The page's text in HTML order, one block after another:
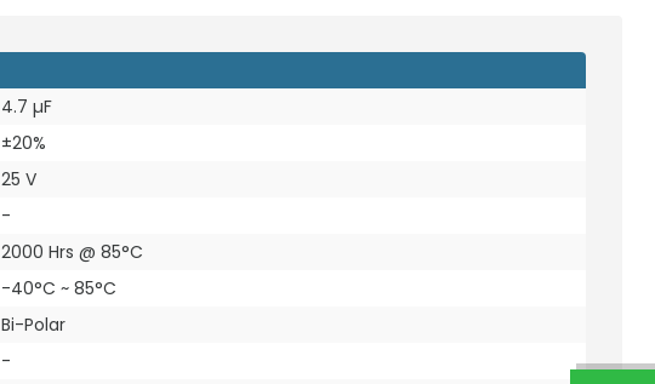
4.7 µF
±20%
25 V
-
2000 Hrs @ 85°C
-40°C ~ 85°C
Bi-Polar
-